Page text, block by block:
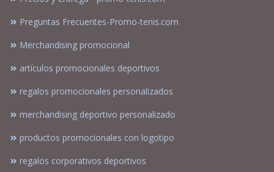
Preguntas Frecuentes-Promo-tenis.com
Merchandising promocional
artículos promocionales deportivos
regalos promocionales personalizados
merchandising deportivo personalizado
productos promocionales con logotipo
regalos corporativos deportivos